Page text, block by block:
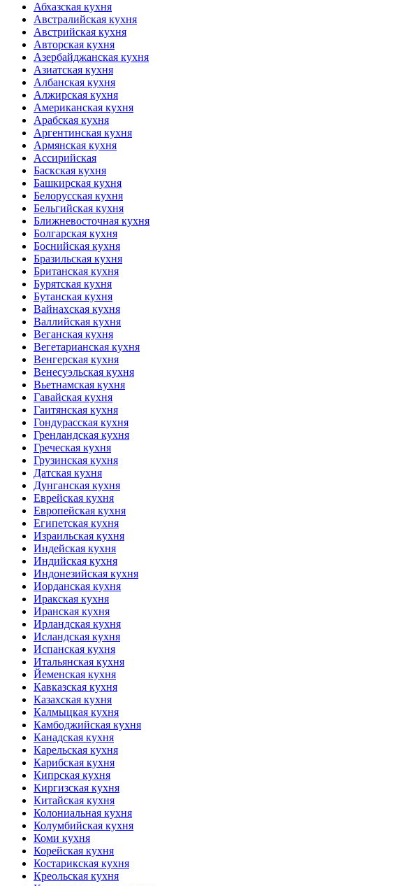
Абхазская кухня
Австралийская кухня
Австрийская кухня
Авторская кухня
Азербайджанская кухня
Азиатская кухня
Албанская кухня
Алжирская кухня
Американская кухня
Арабская кухня
Аргентинская кухня
Армянская кухня
Ассирийская
Баскская кухня
Башкирская кухня
Белорусская кухня
Бельгийская кухня
Ближневосточная кухня
Болгарская кухня
Боснийская кухня
Бразильская кухня
Британская кухня
Бурятская кухня
Бутанская кухня
Вайнахская кухня
Валлийская кухня
Веганская кухня
Вегетарианская кухня
Венгерская кухня
Венесуэльская кухня
Вьетнамская кухня
Гавайская кухня
Гаитянская кухня
Гондурасская кухня
Гренландская кухня
Греческая кухня
Грузинская кухня
Датская кухня
Дунганская кухня
Еврейская кухня
Европейская кухня
Египетская кухня
Израильская кухня
Индейская кухня
Индийская кухня
Индонезийская кухня
Иорданская кухня
Иракская кухня
Иранская кухня
Ирландская кухня
Исландская кухня
Испанская кухня
Итальянская кухня
Йеменская кухня
Кавказская кухня
Казахская кухня
Калмыцкая кухня
Камбоджийская кухня
Канадская кухня
Карельская кухня
Карибская кухня
Кипрская кухня
Киргизская кухня
Китайская кухня
Колониальная кухня
Колумбийская кухня
Коми кухня
Корейская кухня
Костарикская кухня
Креольская кухня